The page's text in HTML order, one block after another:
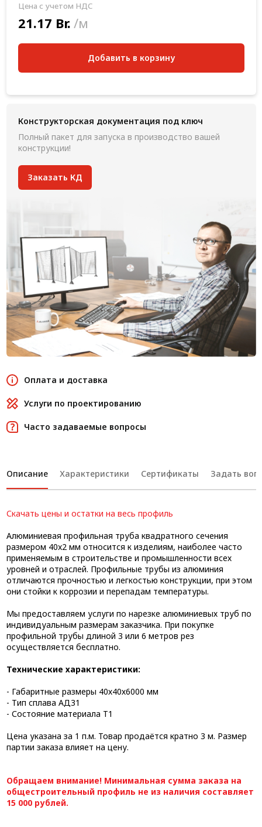
Цена с учетом НДС
21.17 Br. /м
Добавить в корзину
Конструкторская документация под ключ
Полный пакет для запуска в производство вашей
конструкции!
Заказать КД
Оплата и доставка
Услуги по проектированию
Часто задаваемые вопросы
Описание Характеристики Сертификаты Задать
Скачать цены и остатки на весь профиль
Алюминиевая профильная труба квадратного сечения
размером 40x2 мм относится к изделиям, наиболее часто
применяемым в строительстве и промышленности всех
уровней и отраслей. Профильные трубы из алюминия
отличаются прочностью и легкостью конструкции, при этом
они стойки к коррозии и перепадам температуры.
Мы предоставляем услуги по нарезке алюминиевых труб по
индивидуальным размерам заказчика. При покупке
профильной трубы длиной 3 или 6 метров рез
осуществляется бесплатно.
Технические характеристики:
- Габаритные размеры 40х40х6000 мм
- Тип сплава АД31
- Состояние материала Т1
Цена указана за 1 п.м. Товар продаётся кратно 3 м. Размер
партии заказа влияет на цену.
Обращаем внимание! Минимальная сумма заказа на
общестроительный профиль не из наличия составляет
15 000 рублей.